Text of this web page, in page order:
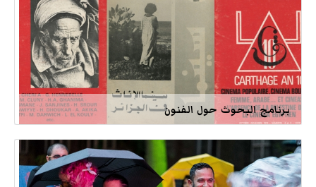
برنامج البحوث حول الفنون